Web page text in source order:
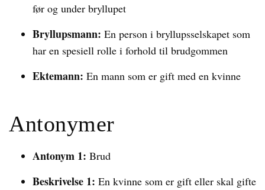
før og under bryllupet
Bryllupsmann: En person i bryllupsselskapet som
har en spesiell rolle i forhold til brudgommen
Ektemann: En mann som er gift med en kvinne
Antonymer
Antonym 1: Brud
Beskrivelse 1: En kvinne som er gift eller skal gifte